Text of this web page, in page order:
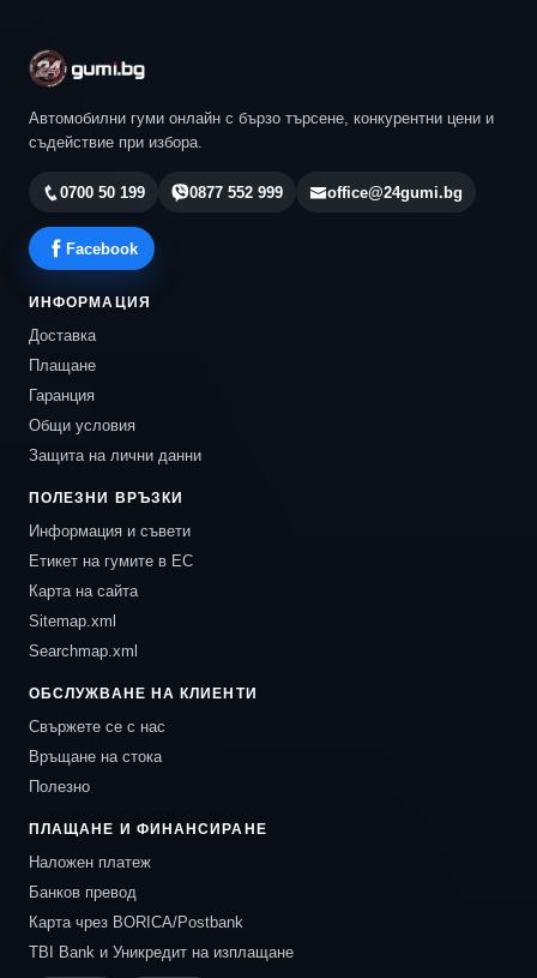
Автомобилни гуми онлайн с бързо търсене, конкурентни цени и
съдействие при избора.
0700 50 199 0877 552 999 office@24gumi.bg
Facebook
ИНФОРМАЦИЯ
Доставка
Плащане
Гаранция
Общи условия
Защита на лични данни
ПОЛЕЗНИ ВРЪЗКИ
Информация и съвети
Етикет на гумите в ЕС
Карта на сайта
Sitemap.xml
Searchmap.xml
ОБСЛУЖВАНЕ НА КЛИЕНТИ
Свържете се с нас
Връщане на стока
Полезно
ПЛАЩАНЕ И ФИНАНСИРАНЕ
Наложен платеж
Банков превод
Карта чрез BORICA/Postbank
TBI Bank и Уникредит на изплащане